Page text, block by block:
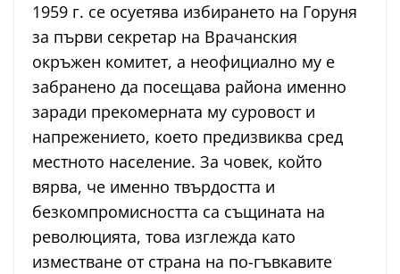
1959 г. се осуетява избирането на Горуня
за първи секретар на Врачанския
окръжен комитет, а неофициално му е
забранено да посещава района именно
заради прекомерната му суровост и
напрежението, което предизвиква сред
местното население. За човек, който
вярва, че именно твърдостта и
безкомпромисността са същината на
революцията, това изглежда като
изместване от страна на по-гъвкавите